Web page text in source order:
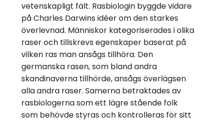
vetenskapligt fält. Rasbiologin byggde vidare
på Charles Darwins idéer om den starkes
överlevnad. Människor kategoriserades i olika
raser och tillskrevs egenskaper baserat på
vilken ras man ansågs tillhöra. Den
germanska rasen, som bland andra
skandinaverna tillhörde, ansågs överlägsen
alla andra raser. Samerna betraktades av
rasbiologerna som ett lägre stående folk
som behövde styras och kontrolleras för sitt